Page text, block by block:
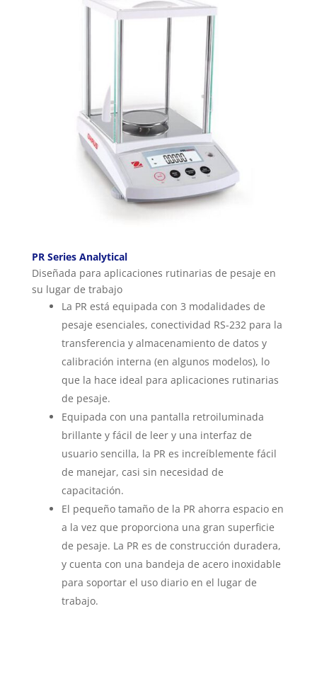
PR Series Analytical
Diseñada para aplicaciones rutinarias de pesaje en
su lugar de trabajo
La PR está equipada con 3 modalidades de
pesaje esenciales, conectividad RS-232 para la
transferencia y almacenamiento de datos y
calibración interna (en algunos modelos), lo
que la hace ideal para aplicaciones rutinarias
de pesaje.
Equipada con una pantalla retroiluminada
brillante y fácil de leer y una interfaz de
usuario sencilla, la PR es increíblemente fácil
de manejar, casi sin necesidad de
capacitación.
El pequeño tamaño de la PR ahorra espacio en
a la vez que proporciona una gran superficie
de pesaje. La PR es de construcción duradera,
y cuenta con una bandeja de acero inoxidable
para soportar el uso diario en el lugar de
trabajo.